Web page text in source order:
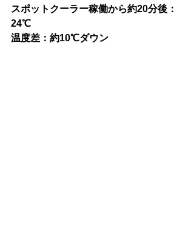
スポットクーラー稼働から約20分後：
24℃
温度差：約10℃ダウン